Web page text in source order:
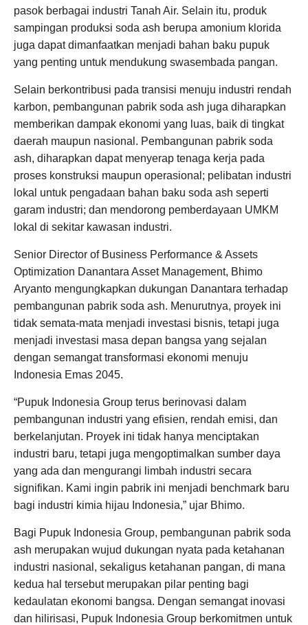
pasok berbagai industri Tanah Air. Selain itu, produk
sampingan produksi soda ash berupa amonium klorida
juga dapat dimanfaatkan menjadi bahan baku pupuk
yang penting untuk mendukung swasembada pangan.
Selain berkontribusi pada transisi menuju industri rendah
karbon, pembangunan pabrik soda ash juga diharapkan
memberikan dampak ekonomi yang luas, baik di tingkat
daerah maupun nasional. Pembangunan pabrik soda
ash, diharapkan dapat menyerap tenaga kerja pada
proses konstruksi maupun operasional; pelibatan industri
lokal untuk pengadaan bahan baku soda ash seperti
garam industri; dan mendorong pemberdayaan UMKM
lokal di sekitar kawasan industri.
Senior Director of Business Performance & Assets
Optimization Danantara Asset Management, Bhimo
Aryanto mengungkapkan dukungan Danantara terhadap
pembangunan pabrik soda ash. Menurutnya, proyek ini
tidak semata-mata menjadi investasi bisnis, tetapi juga
menjadi investasi masa depan bangsa yang sejalan
dengan semangat transformasi ekonomi menuju
Indonesia Emas 2045.
“Pupuk Indonesia Group terus berinovasi dalam
pembangunan industri yang efisien, rendah emisi, dan
berkelanjutan. Proyek ini tidak hanya menciptakan
industri baru, tetapi juga mengoptimalkan sumber daya
yang ada dan mengurangi limbah industri secara
signifikan. Kami ingin pabrik ini menjadi benchmark baru
bagi industri kimia hijau Indonesia,” ujar Bhimo.
Bagi Pupuk Indonesia Group, pembangunan pabrik soda
ash merupakan wujud dukungan nyata pada ketahanan
industri nasional, sekaligus ketahanan pangan, di mana
kedua hal tersebut merupakan pilar penting bagi
kedaulatan ekonomi bangsa. Dengan semangat inovasi
dan hilirisasi, Pupuk Indonesia Group berkomitmen untuk